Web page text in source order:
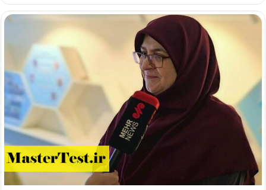
کنکور
کارشناسی
ارشد
۱۴۰۵